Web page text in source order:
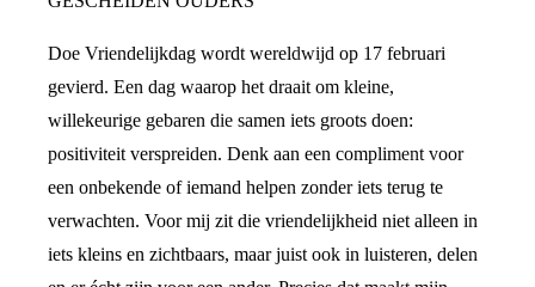
Doe Vriendelijkdag wordt wereldwijd op 17 februari
gevierd. Een dag waarop het draait om kleine,
willekeurige gebaren die samen iets groots doen:
positiviteit verspreiden. Denk aan een compliment voor
een onbekende of iemand helpen zonder iets terug te
verwachten. Voor mij zit die vriendelijkheid niet alleen in
iets kleins en zichtbaars, maar juist ook in luisteren, delen